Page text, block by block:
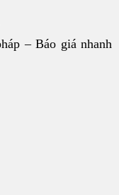
– Báo giá nhanh